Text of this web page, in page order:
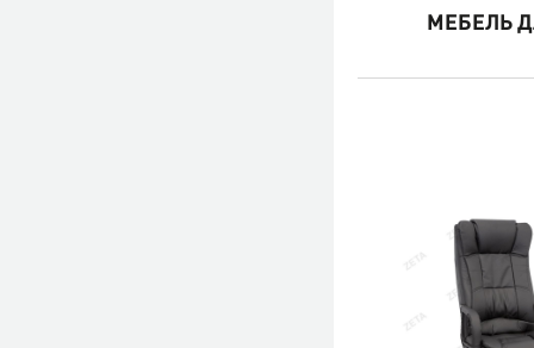
МЕБЕЛЬ